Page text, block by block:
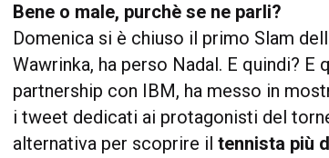
Bene o male, purchè se ne parli?
Domenica si è chiuso il primo Slam
Wawrinka, ha perso Nadal. E quindi?
partnership con IBM, ha messo in
i tweet dedicati ai protagonisti del
alternativa per scoprire iltennista più